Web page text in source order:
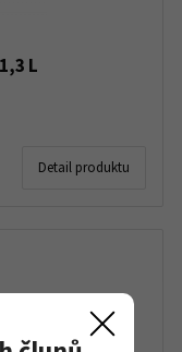
L
Detail produktu